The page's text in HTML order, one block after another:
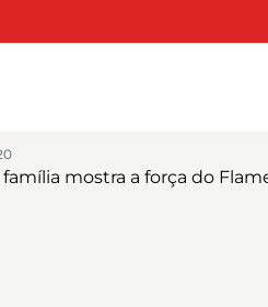
família mostra a força do